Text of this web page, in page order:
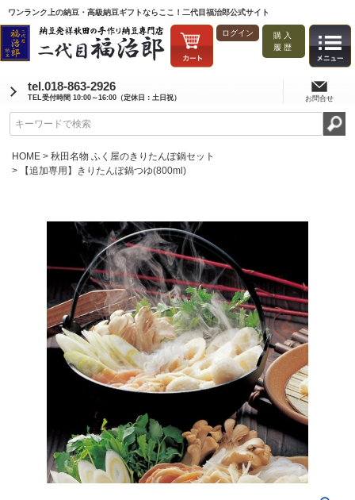
ワンランク上の納豆・高級納豆ギフトならここ！二代目福治郎公式サイト
ログイン
購入
履歴
tel.018-863-2926
TEL受付時間 10:00～16:00（定休日：土日祝） お問合せ
HOME
秋田名物 ふく屋のきりたんぽ鍋セット
【追加専用】きりたんぽ鍋つゆ(800ml)